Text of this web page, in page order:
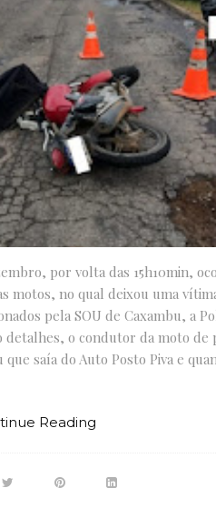
por volta das 15h10min,
motos, no qual deixou uma
pela SOU de Caxambu, a
detalhes, o condutor da moto de
saía do Auto Posto Piva e
Reading